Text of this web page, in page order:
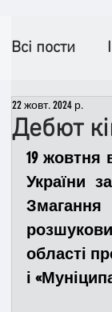
Всі пости
День
Спільні
Дебют
22 жовт. 2024 р.
19 жовтня
України
Змагання
області
і